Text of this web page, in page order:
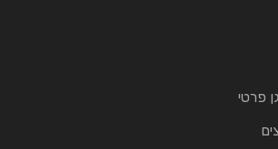
פרטי